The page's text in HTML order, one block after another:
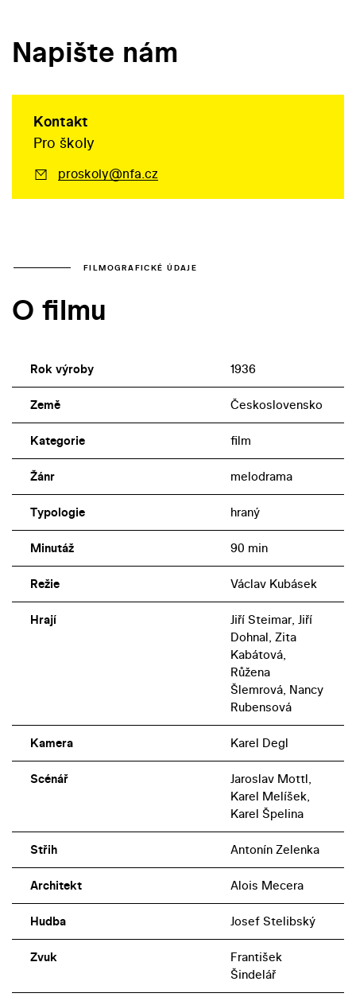
Napište nám
Kontakt
Pro školy
proskoly@nfa.cz
FILMOGRAFICKÉ ÚDAJE
O filmu
Rok výroby 1936
Země Československo
Kategorie film
Žánr melodrama
Typologie hraný
Minutáž 90 min
Režie Václav Kubásek
Hrají
Jiří Steimar, Jiří
Dohnal, Zita
Kabátová,
Růžena
Šlemrová, Nancy
Rubensová
Kamera Karel Degl
Scénář
Jaroslav Mottl,
Karel Melíšek,
Karel Špelina
Střih Antonín Zelenka
Architekt Alois Mecera
Hudba Josef Stelibský
Zvuk
František
Šindelář